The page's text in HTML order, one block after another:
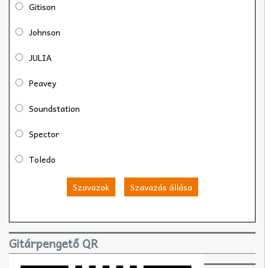
Gitison
Johnson
JULIA
Peavey
Soundstation
Spector
Toledo
Szavazok Szavazás állása
Gitárpengető QR